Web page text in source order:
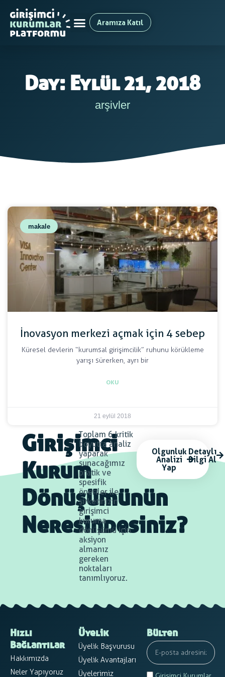
Aramıza Katıl
Day: Eylül 21, 2018
arşivler
makale
İnovasyon merkezi açmak için 4 sebep
Küresel devlerin “kurumsal girişimcilik” ruhunu körükleme
yarışı sürerken, ayrı bir
OKU
21 eylül 2018
Girişimci
Kurum
Dönüşümünün
Neresindesiniz?
Toplam 6 kritik
boyutta analiz
yaparak
sunacağımız
pratik ve
spesifik
öneriler ile
şirketinizin
girişimci
kuruma
dönüşümü için
aksiyon
almanız
gereken
noktaları
tanımlıyoruz.
Olgunluk
Analizi
Yap
Detaylı
Bilgi Al
Hızlı
Bağlantılar
Hakkımızda
Neler Yapıyoruz
Üyelik
Üyelik Başvurusu
Üyelik Avantajları
Üyelerimiz
Bülten